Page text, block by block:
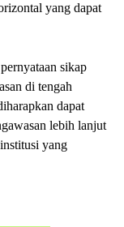
yang dapat
sikap
di tengah
dapat
lebih lanjut
yang